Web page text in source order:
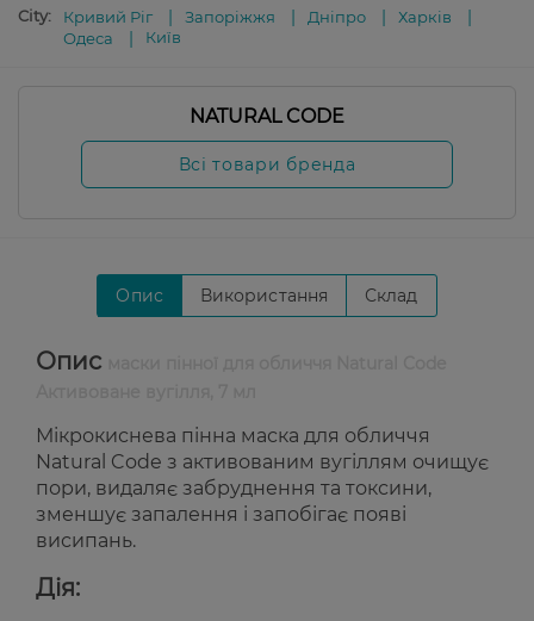
City: Кривий Ріг Запоріжжя Дніпро
Харків
Одеса
Київ
NATURAL CODE
Всі товари бренда
Опис Використання Склад
Опис
Мікрокиснева пінна маска для обличчя
Natural Code з активованим вугіллям очищує
пори, видаляє забруднення та токсини,
зменшує запалення і запобігає появі
висипань.
Дія: